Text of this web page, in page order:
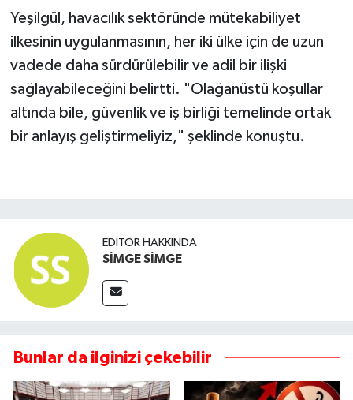
Yeşilgül, havacılık sektöründe mütekabiliyet
ilkesinin uygulanmasının, her iki ülke için de uzun
vadede daha sürdürülebilir ve adil bir ilişki
sağlayabileceğini belirtti. "Olağanüstü koşullar
altında bile, güvenlik ve iş birliği temelinde ortak
bir anlayış geliştirmeliyiz," şeklinde konuştu.
EDITÖR HAKKINDA
SİMGE SİMGE
Bunlar da ilginizi çekebilir